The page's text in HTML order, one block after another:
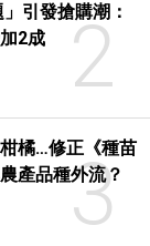
2
引發搶購潮：
2成
3
橘…修正《種苗
產品種外流？